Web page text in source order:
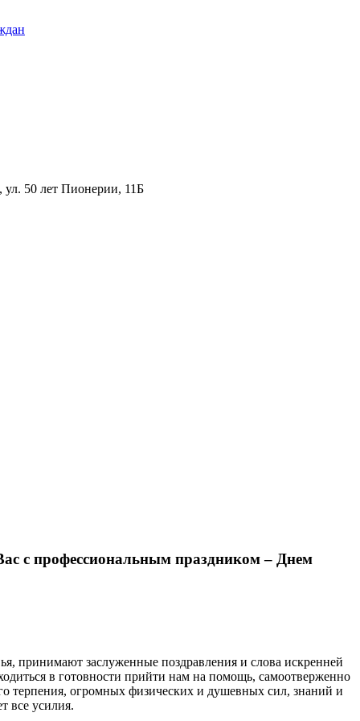
50 лет Пионерии, 11Б
с профессиональным праздником – Днем
принимают заслуженные поздравления и слова искренней
в готовности прийти нам на помощь, самоотверженно
терпения, огромных физических и душевных сил, знаний и
все усилия.